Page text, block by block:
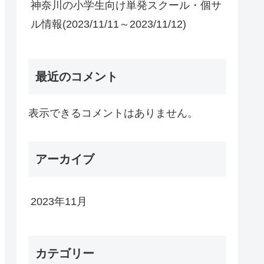
神奈川の小学生向け単発スクール・個サ
ル情報(2023/11/11～2023/11/12)
最近のコメント
表示できるコメントはありません。
アーカイブ
2023年11月
カテゴリー